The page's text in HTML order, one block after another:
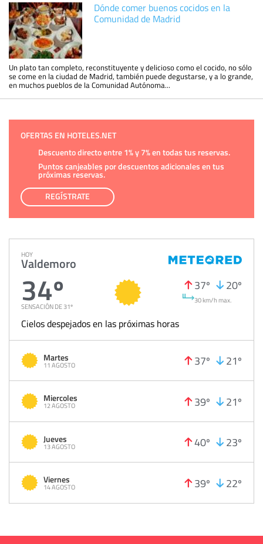
Dónde comer buenos cocidos en la
Comunidad de Madrid
Un plato tan completo, reconstituyente y delicioso como el cocido, no sólo
se come en la ciudad de Madrid, también puede degustarse, y a lo grande,
en muchos pueblos de la Comunidad Autónoma...
OFERTAS EN HOTELES.NET
Descuento directo entre 1% y 7% en todas tus reservas.
Puntos canjeables por descuentos adicionales en tus
próximas reservas.
REGÍSTRATE
HOY
Valdemoro
34º
SENSACIÓN DE 31º
37º 20º
30 km/h max.
Cielos despejados en las próximas horas
Martes
11 AGOSTO 37º 21º
Miercoles
12 AGOSTO 39º 21º
Jueves
13 AGOSTO 40º 23º
Viernes
14 AGOSTO 39º 22º